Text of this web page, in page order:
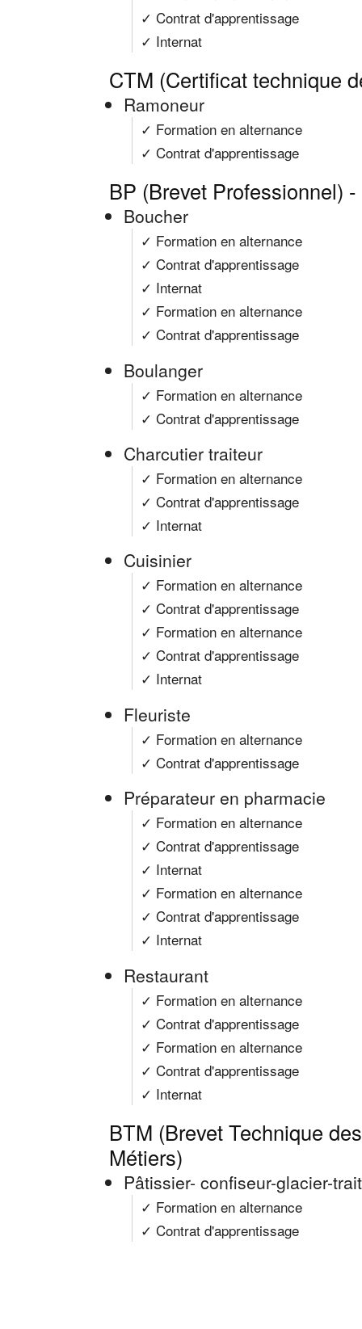
✓ Contrat d'apprentissage
✓ Internat
CTM (Certificat technique
Ramoneur
✓ Formation en alternance
✓ Contrat d'apprentissage
BP (Brevet Professionnel)
Boucher
✓ Formation en alternance
✓ Contrat d'apprentissage
✓ Internat
✓ Formation en alternance
✓ Contrat d'apprentissage
Boulanger
✓ Formation en alternance
✓ Contrat d'apprentissage
Charcutier traiteur
✓ Formation en alternance
✓ Contrat d'apprentissage
✓ Internat
Cuisinier
✓ Formation en alternance
✓ Contrat d'apprentissage
✓ Formation en alternance
✓ Contrat d'apprentissage
✓ Internat
Fleuriste
✓ Formation en alternance
✓ Contrat d'apprentissage
Préparateur en pharmacie
✓ Formation en alternance
✓ Contrat d'apprentissage
✓ Internat
✓ Formation en alternance
✓ Contrat d'apprentissage
✓ Internat
Restaurant
✓ Formation en alternance
✓ Contrat d'apprentissage
✓ Formation en alternance
✓ Contrat d'apprentissage
✓ Internat
BTM (Brevet Technique
Métiers)
Pâtissier- confiseur-glacier-
✓ Formation en alternance
✓ Contrat d'apprentissage